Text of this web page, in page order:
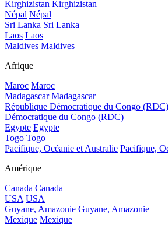
Kirghizistan Kirghizistan
Népal Népal
Sri Lanka Sri Lanka
Laos Laos
Maldives Maldives
Afrique
Maroc Maroc
Madagascar Madagascar
République Démocratique du Congo (RDC)
Démocratique du Congo (RDC)
Egypte Egypte
Togo Togo
Pacifique, Océanie et Australie Pacifique,
Amérique
Canada Canada
USA USA
Guyane, Amazonie Guyane, Amazonie
Mexique Mexique